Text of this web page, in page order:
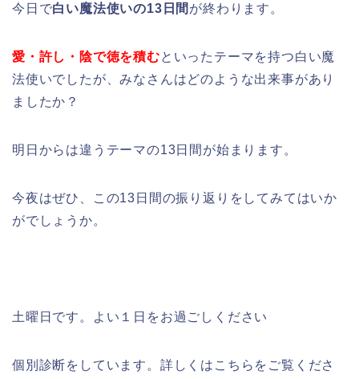
今日で白い魔法使いの13日間 が終わります。
愛・許し・陰で徳を積むといったテーマを持つ白い魔
法使いでしたが、みなさんはどのような出来事があり
ましたか？
明日からは違うテーマの13日間が始まります。
今夜はぜひ、この13日間の振り返りをしてみてはいか
がでしょうか。
土曜日です。よい１日をお過ごしください
個別診断をしています。詳しくはこちらをご覧くださ